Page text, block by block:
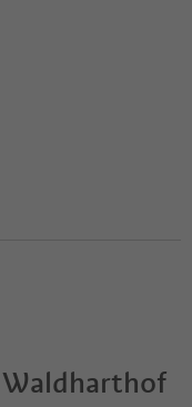
Waldharthof